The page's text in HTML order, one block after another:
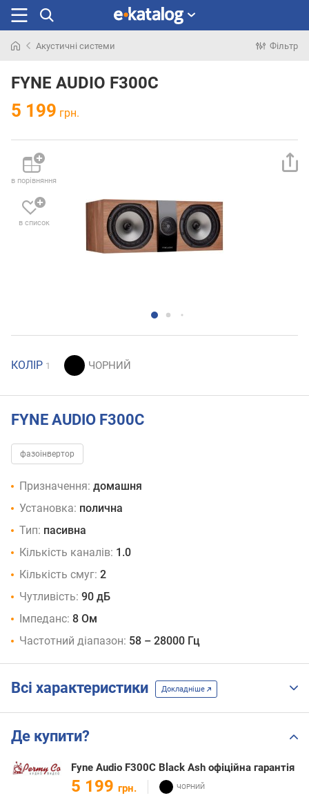
раніше
Акустичні системи Фільтр
FYNE AUDIO F300C
5 199 грн.
в порівняння
в список
КОЛІР 1
FYNE AUDIO F300C
фазоінвертор
Призначення: домашня
Установка: полична
Тип: пасивна
Кількість каналів: 1.0
Кількість смуг: 2
Чутливість: 90 дБ
Імпеданс: 8 Ом
Частотний діапазон: 58 – 28000 Гц
Всі характеристики Докладніше
Де купити?
Fyne Audio F300C Black Ash офіційна гарантія
5 199 грн.